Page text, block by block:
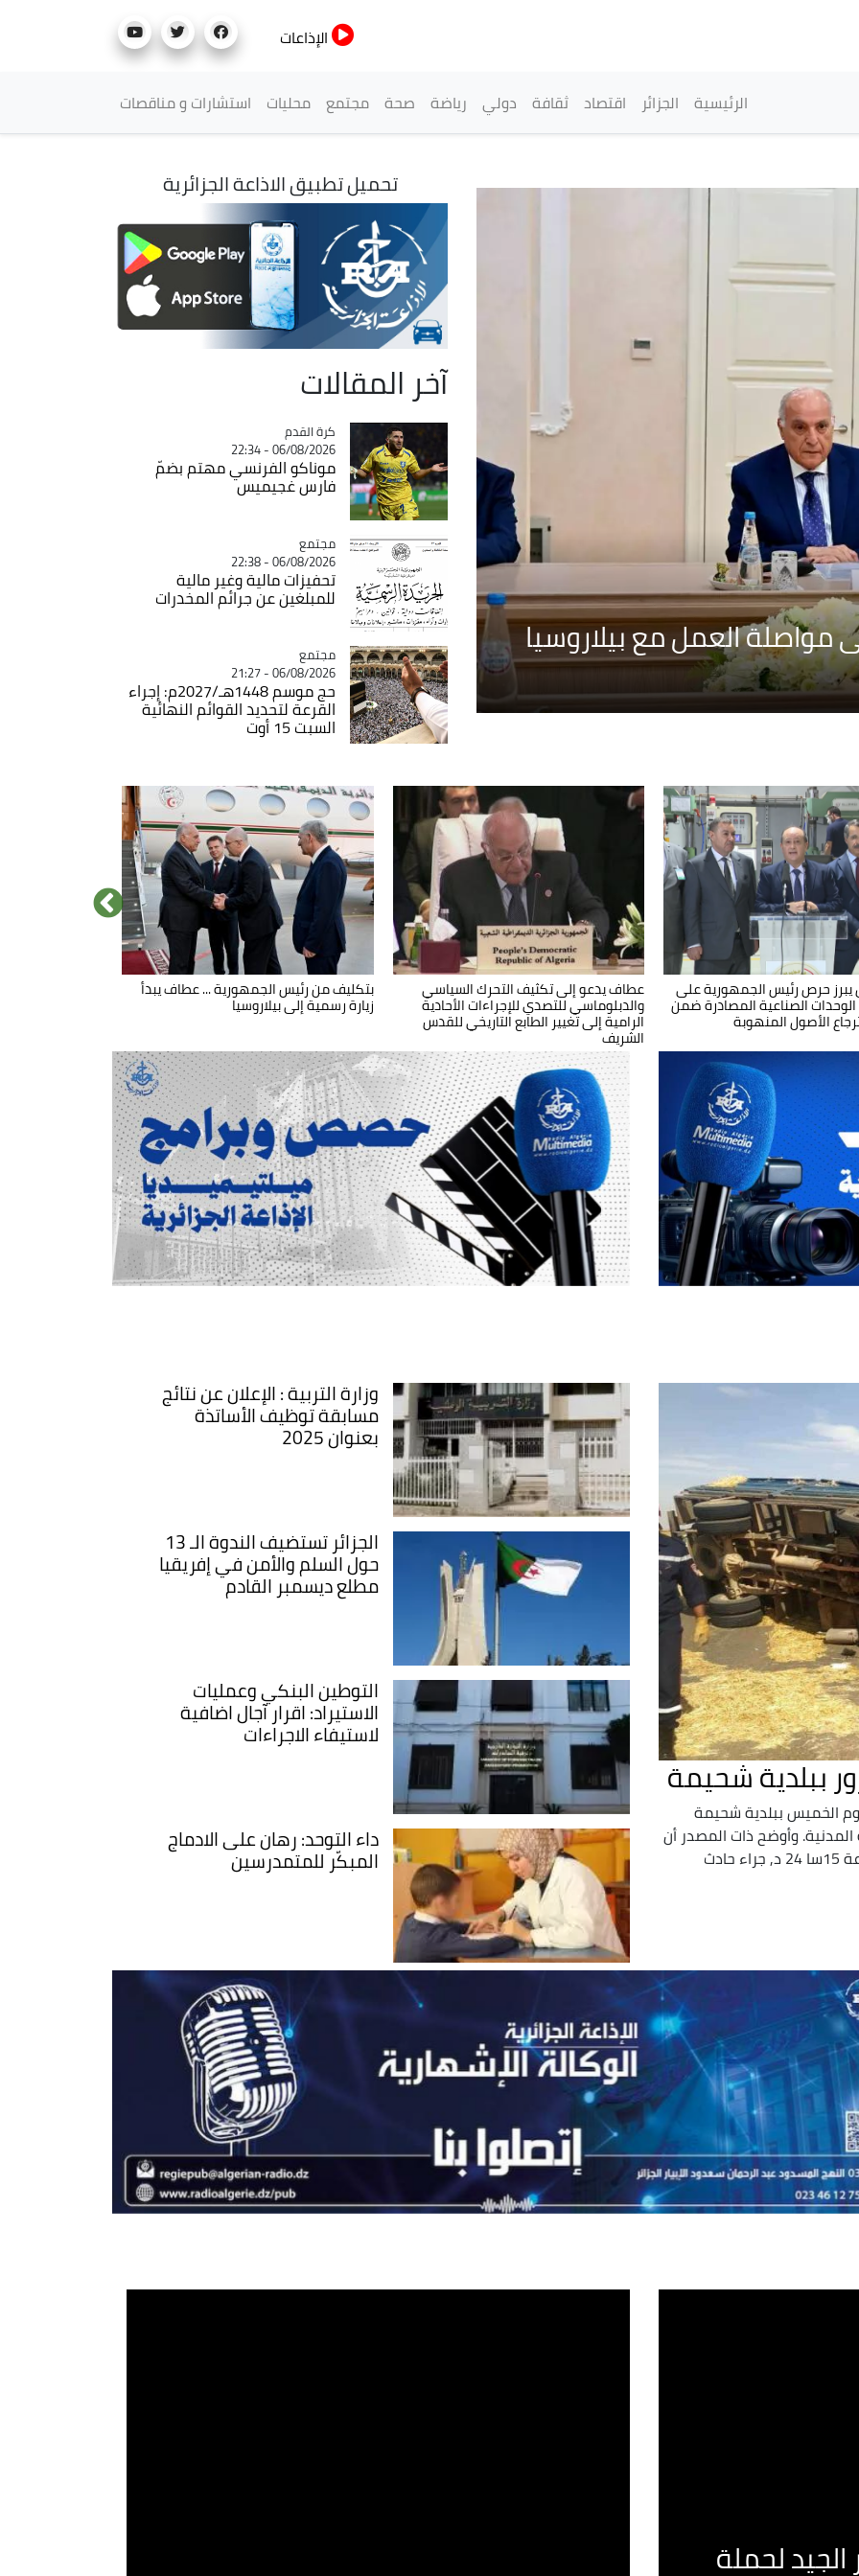
الإذاعات
القائمة الرئيسية
الرئيسية الجزائر اقتصاد ثقافة دولي رياضة صحة مجتمع محليات استشارات و مناقصات
مواصلة العمل مع بيلاروسيا
تحميل تطبيق الاذاعة الجزائرية
آخر المقالات
Catégorie
كرة القدم
06/08/2026 - 22:34
موناكو الفرنسي مهتم بضمّ
فارس غجيميس
Catégorie
مجتمع
06/08/2026 - 22:38
تحفيزات مالية وغير مالية
للمبلغين عن جرائم المخدرات
Catégorie
مجتمع
06/08/2026 - 21:27
حج موسم 1448هـ/2027م: إجراء
القرعة لتحديد القوائم النهائية
السبت 15 أوت
عطاف يتحادث مع نظيره البيلاروسي عطاف يستقبل من قبل رئيس جمهورية
بيلاروسيا
يضع إكليلا من الزهور أمام
بمينسك
بتكليف من رئيس الجمهورية ... عطاف يبدأ
زيارة رسمية إلى بيلاروسيا
عطاف يدعو إلى تكثيف التحرك السياسي
والدبلوماسي للتصدي للإجراءات الأحادية
الرامية إلى تغيير الطابع التاريخي للقدس
الشريف
يبرز حرص رئيس الجمهورية على
الصناعية المصادرة ضمن
الأصول المنهوبة
الخميس ببلدية شحيمة
المدنية. وأوضح ذات المصدر أن
"الحماية المدنية تدخلت اليوم الخميس على الساعة 15سا 24 د, جراء حادث
وزارة التربية : الإعلان عن نتائج
مسابقة توظيف الأساتذة
بعنوان 2025
الجزائر تستضيف الندوة الـ 13
حول السلم والأمن في إفريقيا
مطلع ديسمبر القادم
التوطين البنكي وعمليات
الاستيراد: اقرار آجال اضافية
لاستيفاء الاجراءات
داء التوحد: رهان على الادماج
المبكّر للمتمدرسين
لحملة